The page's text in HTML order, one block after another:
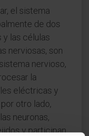
el sistema
de dos
y las células
nerviosas, son
nervioso,
la
eléctricas y
otro lado,
neuronas,
y participan